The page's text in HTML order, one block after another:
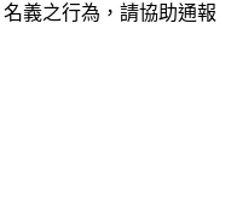
義之行為，請協助通報